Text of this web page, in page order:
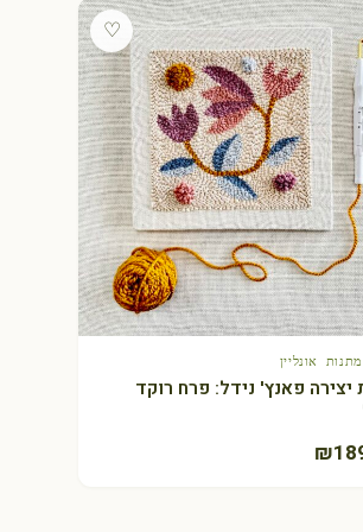
♡
+ הוספה לסלאונליין
יצירה פאנץ' נידל: פרח רוקד
₪